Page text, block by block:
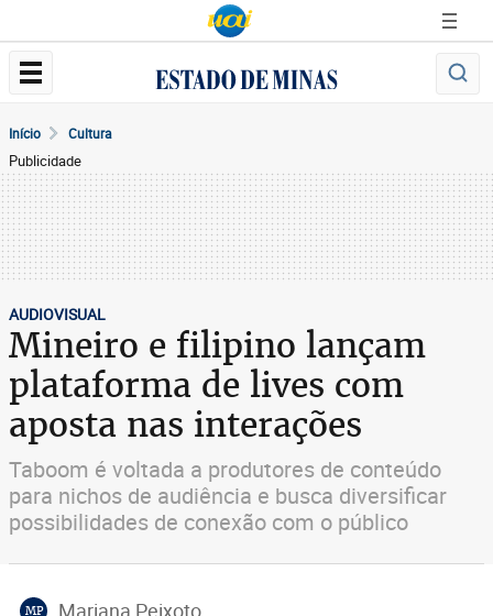
Início Cultura
Publicidade
AUDIOVISUAL
Mineiro e filipino lançam
plataforma de lives com
aposta nas interações
Taboom é voltada a produtores de conteúdo
para nichos de audiência e busca diversificar
possibilidades de conexão com o público
MP Mariana Peixoto